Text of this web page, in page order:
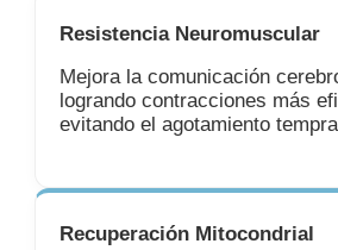
Resistencia Neuromuscular
Mejora la comunicación
logrando contracciones más
evitando el agotamiento
Recuperación Mitocondrial